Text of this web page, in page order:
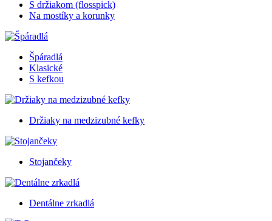
S držiakom (flosspick)
Na mostíky a korunky
Špáradlá
Klasické
S kefkou
Držiaky na medzizubné kefky
Stojančeky
Dentálne zrkadlá